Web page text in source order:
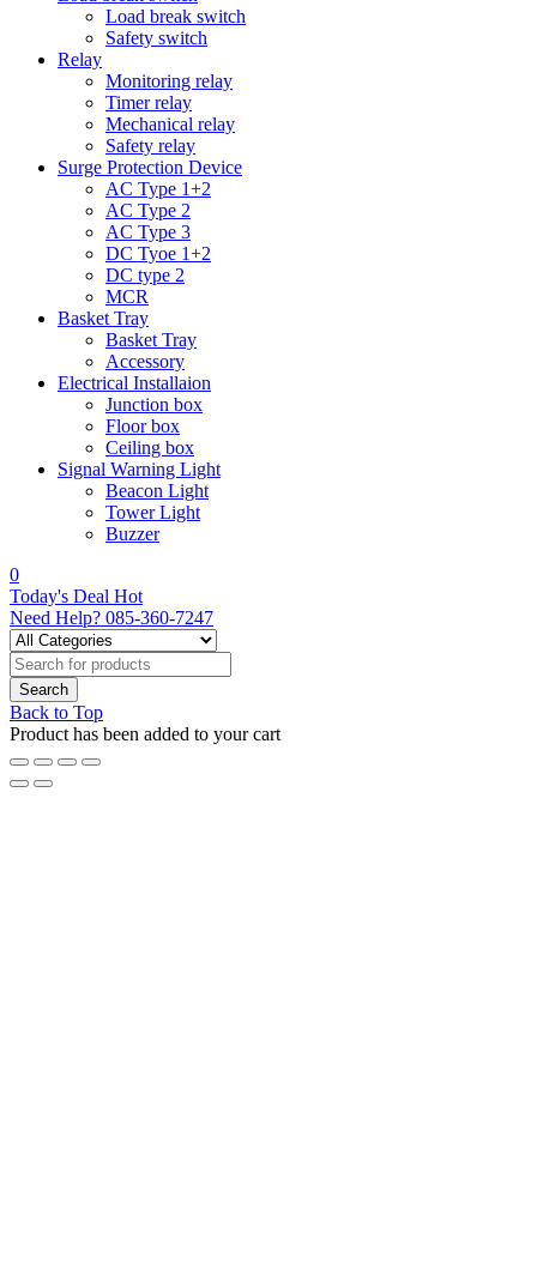
Load break switch
Safety switch
Relay
Monitoring relay
Timer relay
Mechanical relay
Safety relay
Surge Protection Device
AC Type 1+2
AC Type 2
AC Type 3
DC Tyoe 1+2
DC type 2
MCR
Basket Tray
Basket Tray
Accessory
Electrical Installaion
Junction box
Floor box
Ceiling box
Signal Warning Light
Beacon Light
Tower Light
Buzzer
0
Today's Deal Hot
Need Help? 085-360-7247
Back to Top
Product has been added to your cart